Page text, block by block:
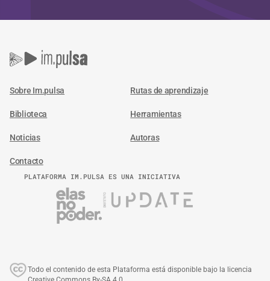
Sobre Im.pulsa Rutas de aprendizaje
Biblioteca Herramientas
Noticias Autoras
Contacto
PLATAFORMA IM.PULSA ES UNA INICIATIVA
Todo el contenido de esta Plataforma está disponible bajo la licencia